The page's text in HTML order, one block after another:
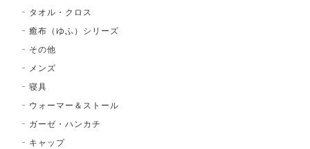
タオル・クロス
癒布（ゆふ）シリーズ
その他
メンズ
寝具
ウォーマー＆ストール
ガーゼ・ハンカチ
キャップ